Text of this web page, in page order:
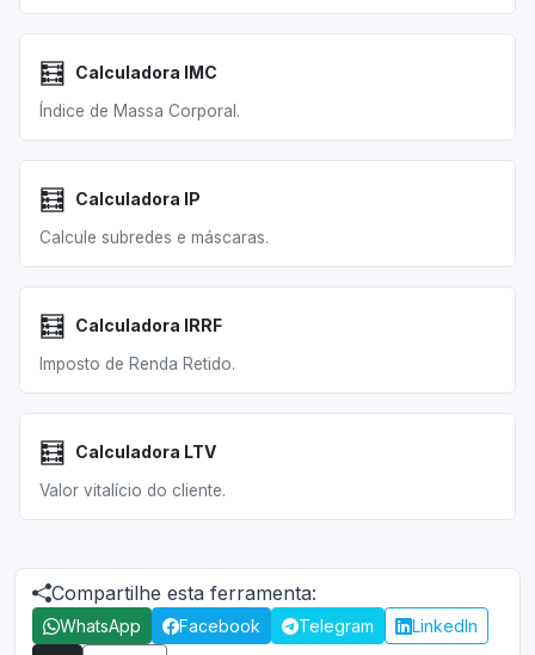
🧮 Calculadora IMC
Índice de Massa Corporal.
🧮 Calculadora IP
Calcule subredes e máscaras.
🧮 Calculadora IRRF
Imposto de Renda Retido.
🧮 Calculadora LTV
Valor vitalício do cliente.
Compartilhe esta ferramenta:
WhatsApp Facebook Telegram
LinkedIn